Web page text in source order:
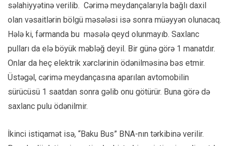
səlahiyyətinə verilib. Cərimə meydançalarıyla bağlı daxil
olan vəsaitlərin bölgü məsələsi isə sonra müəyyən olunacaq.
Hələ ki, fərmanda bu məsələ qeyd olunmayıb. Saxlanc
pulları da elə böyük məbləğ deyil. Bir günə görə 1 manatdır.
Onlar da heç elektrik xərclərinin ödənilməsinə bəs etmir.
Üstəgəl, cərimə meydançasına aparılan avtomobilin
sürücüsü 1 saatdan sonra gəlib onu götürür. Buna görə də
saxlanc pulu ödənilmir.
İkinci istiqamət isə, “Baku Bus” BNA-nın tərkibinə verilir.